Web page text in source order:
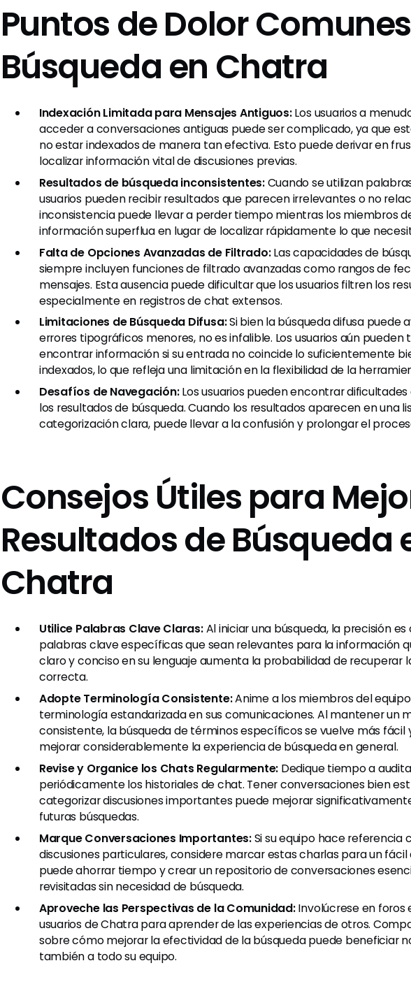
Puntos de Dolor
Búsqueda en Chatra
Indexación Limitada para Mensajes Antiguos:Los usuarios a
acceder a conversaciones antiguas puede ser complicado, ya que
no estar indexados de manera tan efectiva. Esto puede derivar en
localizar información vital de discusiones previas.
Resultados de búsqueda inconsistentes:Cuando se utilizan
usuarios pueden recibir resultados que parecen irrelevantes o no
inconsistencia puede llevar a perder tiempo mientras los miembros
información superflua en lugar de localizar rápidamente lo que
Falta de Opciones Avanzadas de Filtrado:Las capacidades de
siempre incluyen funciones de filtrado avanzadas como rangos de
mensajes. Esta ausencia puede dificultar que los usuarios filtren los
especialmente en registros de chat extensos.
Limitaciones de Búsqueda Difusa:Si bien la búsqueda difusa puede
errores tipográficos menores, no es infalible. Los usuarios aún
encontrar información si su entrada no coincide lo suficientemente
indexados, lo que refleja una limitación en la flexibilidad de la
Desafíos de Navegación:Los usuarios pueden encontrar
los resultados de búsqueda. Cuando los resultados aparecen en una
categorización clara, puede llevar a la confusión y prolongar el
Consejos Útiles para
Resultados de Búsqueda
Chatra
Utilice Palabras Clave Claras:Al iniciar una búsqueda, la precisión
palabras clave específicas que sean relevantes para la información
claro y conciso en su lenguaje aumenta la probabilidad de recuperar
correcta.
Adopte Terminología Consistente:Anime a los miembros del
terminología estandarizada en sus comunicaciones. Al mantener un
consistente, la búsqueda de términos específicos se vuelve más fácil
mejorar considerablemente la experiencia de búsqueda en general.
Revise y Organice los Chats Regularmente: Dedique tiempo a
periódicamente los historiales de chat. Tener conversaciones bien
categorizar discusiones importantes puede mejorar
futuras búsquedas.
Marque Conversaciones Importantes:Si su equipo hace referencia
discusiones particulares, considere marcar estas charlas para un
puede ahorrar tiempo y crear un repositorio de conversaciones
revisitadas sin necesidad de búsqueda.
Aproveche las Perspectivas de la Comunidad:Involúcrese en foros
usuarios de Chatra para aprender de las experiencias de otros.
sobre cómo mejorar la efectividad de la búsqueda puede beneficiar
también a todo su equipo.